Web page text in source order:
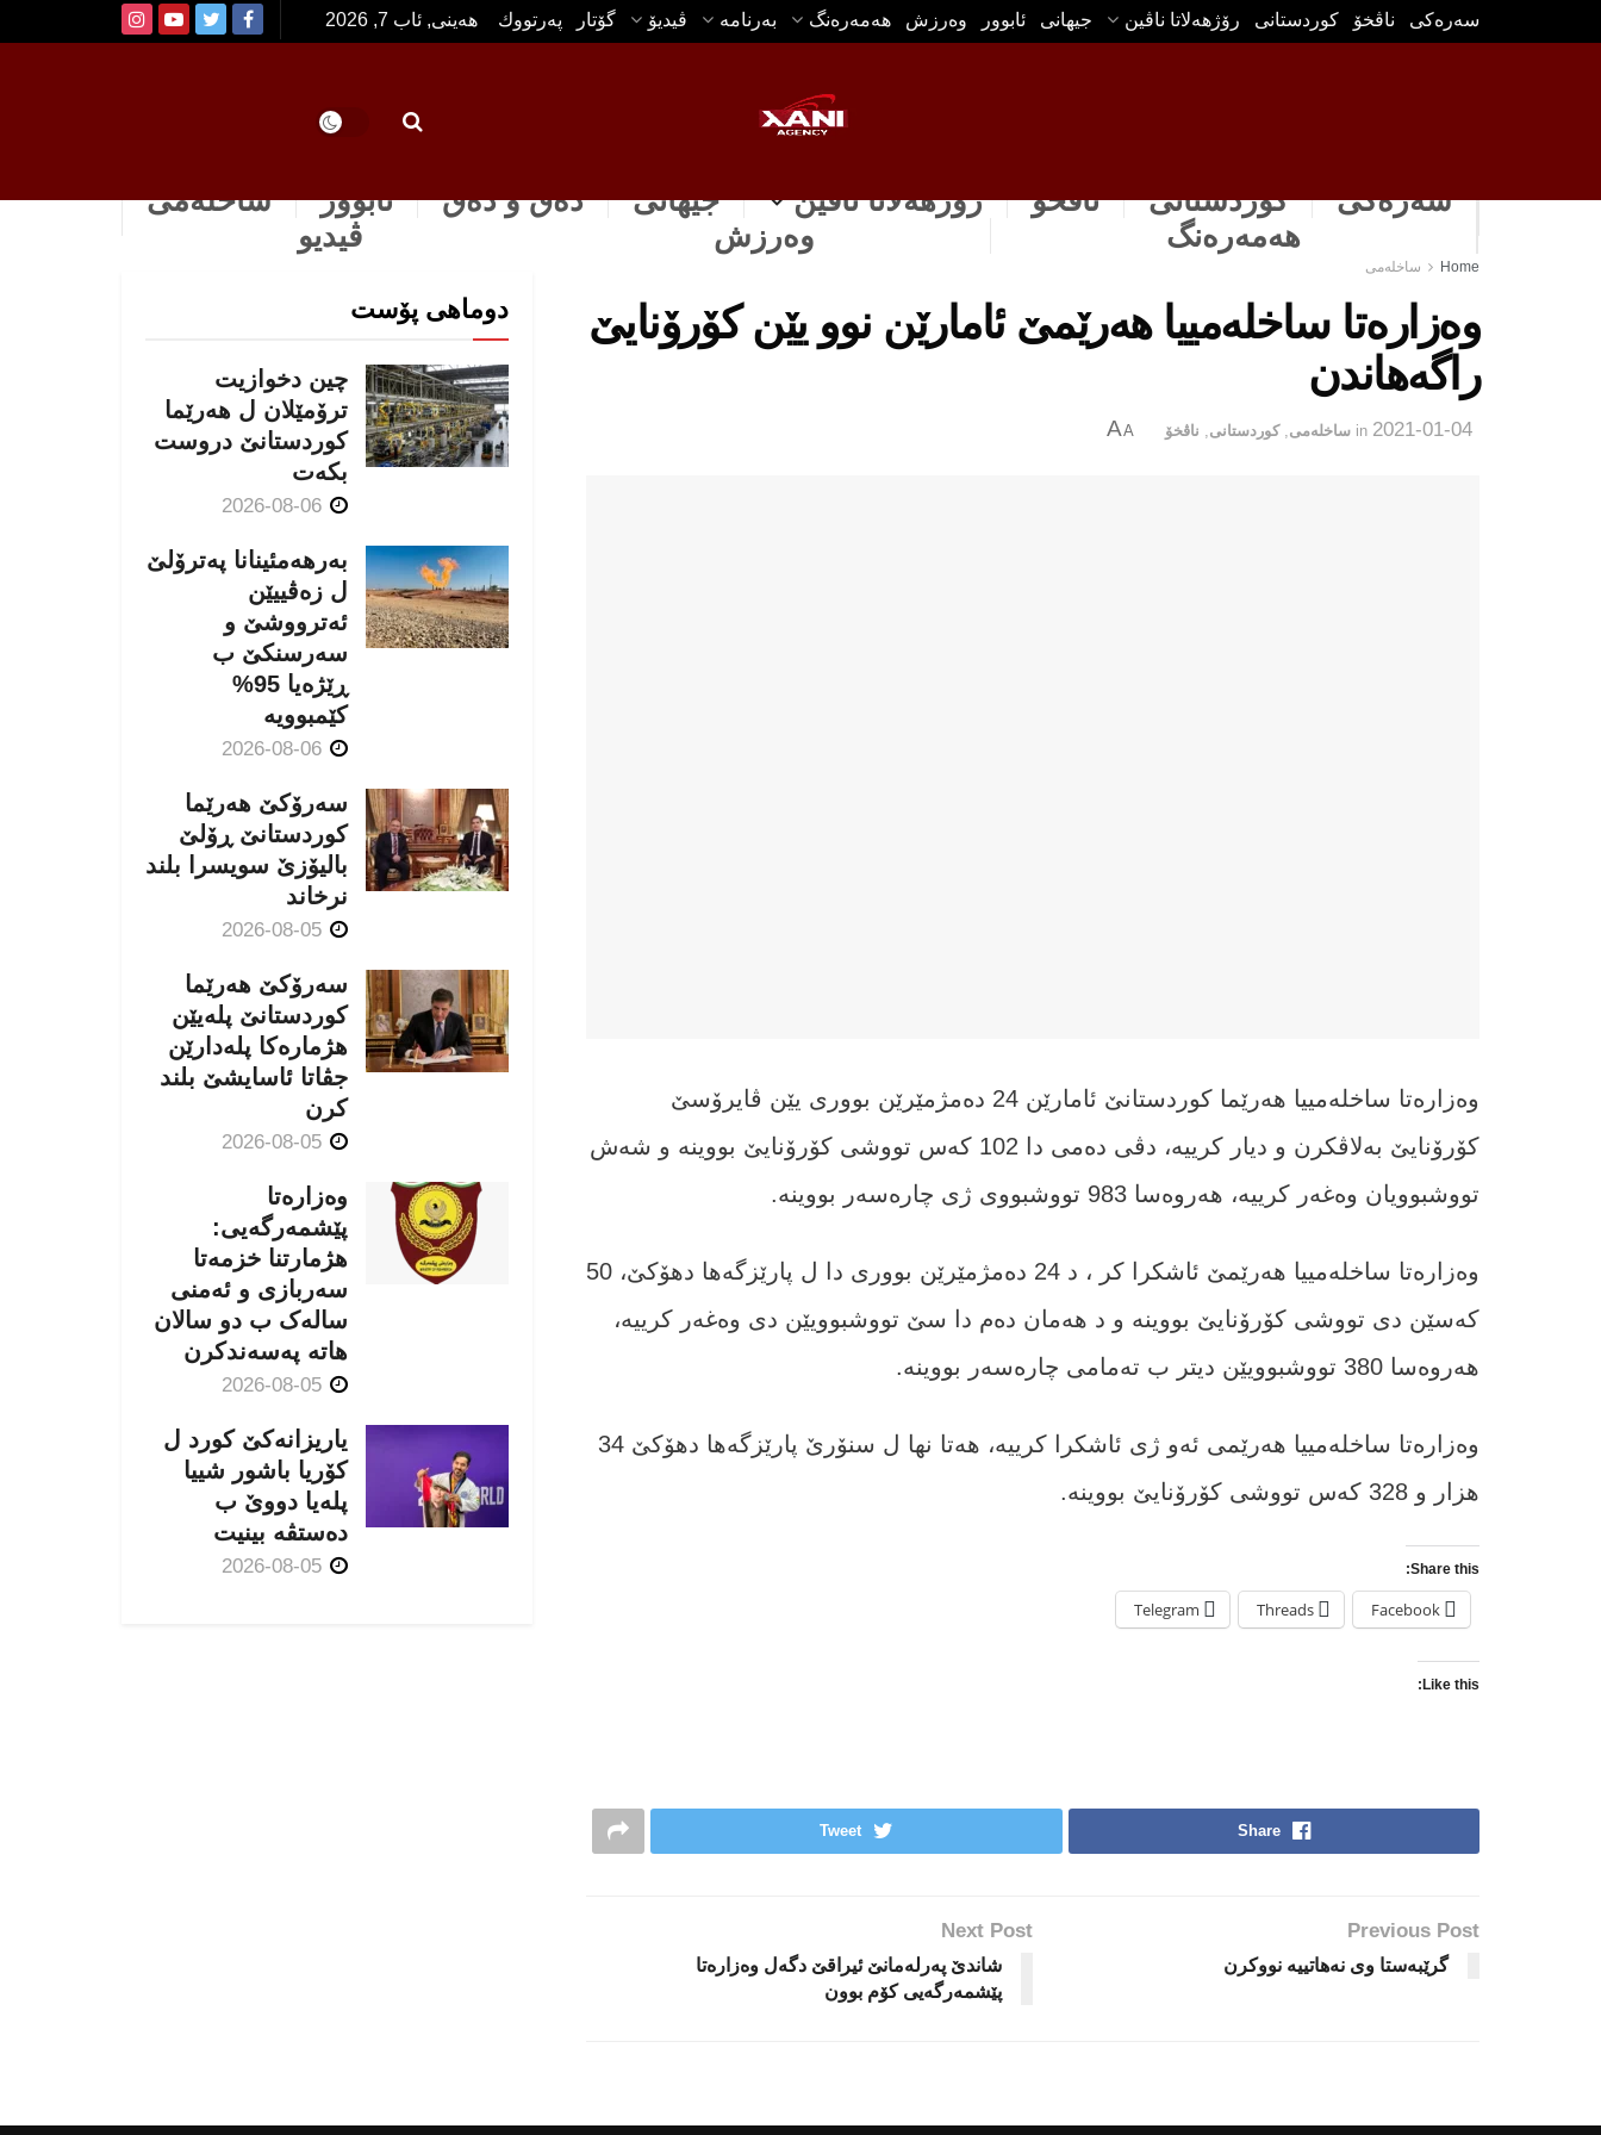
سه‌ره‌كی ناڤخۆ كوردستانى رۆژهه‌لاتا ناڤین جیهانی ئابوور وه‌رزش هه‌مه‌ره‌نگ بەرنامە ڤیدیۆ گۆتار په‌رتووك هەینی, ئاب 7, 2026
سەرەکی كوردستانى ناڤخۆ رۆژهه‌لاتا ناڤین جیهانی دەق و دەق ئابوور
ساخله‌می
هه‌مه‌ره‌نگ
وه‌رزش ڤیدیو
Home ساخله‌می
وه‌زاره‌‌تا ساخله‌مییا هه‌رێمێ ئامارێن نوو یێن كۆرۆنایێ
راگه‌هاندن
2021-01-04
in ساخله‌می ,كوردستانى ناڤخۆ A
A
وەزارەتا ساخله‌مییا هه‌رێما كوردستانێ ئامارێن 24 ده‌مژمێرێن بوورى یێن ڤایرۆسێ
کۆرۆنایێ به‌لاڤكرن و دیار كرییه‌، دڤى ده‌مى دا 102 كه‌س تووشى كۆرۆنایێ بووینه‌ و شەش
تووشبوویان وه‌غه‌ر كرییه، هه‌روه‌سا 983 تووشبووی ژى چاره‌سه‌ر بووینه‌.
وەزارەتا ساخله‌مییا هه‌رێمێ ئاشكرا كر ‌، د 24 دەمژمێرێن بووری دا ل پارێزگه‌ها دهۆكێ، 50
کەسێن دی تووشی کۆرۆنایێ بووینه‌ و د هه‌مان ده‌م دا سێ تووشبوویێن دى وه‌غه‌ر كرییه‌،
هه‌روه‌سا 380 تووشبوویێن دیتر ب ته‌مامى چاره‌سه‌ر بووینه‌.
وه‌زاره‌تا ساخله‌مییا هه‌رێمی ئه‌و ژى ئاشكرا كرییه‌، هه‌تا نها ل سنۆرێ پارێزگەها دهۆکێ 34
هزار و 328 کەس تووشى کۆرۆنایێ بووینە.
Share this:
Facebook
Threads
Telegram
Like this:
Share
Tweet
Previous Post
گرێبه‌ستا وى نه‌هاتییه‌ نووكرن
Next Post
شاندێ په‌رله‌مانێ ئیراقێ دگه‌ل وه‌زاره‌تا
پێشمه‌رگه‌یى كۆم بوون
دوماهی پۆست
چین دخوازیت
ترۆمێلان ل هەرێما
كوردستانێ دروست
بكەت
بەرهەمئینانا په‌ترۆلێ
ل زه‌ڤییێن
ئەترووشێ و
سەرسنكێ ب
ڕێژەیا 95%
كێمبوویە
سەرۆکێ هەرێما
کوردستانێ ڕۆلێ
بالیۆزێ سویسرا بلند
نرخاند
سەرۆکێ هەرێما
کوردستانێ پلەیێن
هژمارەكا پلەدارێن
جڤاتا ئاسایشێ بلند
كرن
وەزارەتا
پێشمەرگەیی:
هژمارتنا خزمەتا
سەربازی و ئەمنی
سالەک ب دو سالان
هاتە پەسەندكرن
یاریزانەكێ کورد ل
کۆریا باشور شییا
پلەیا دووێ ب
دەستڤە بینیت